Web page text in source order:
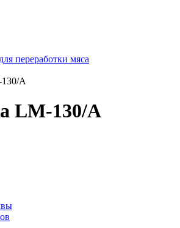
переработки мяса
A
LM-130/A